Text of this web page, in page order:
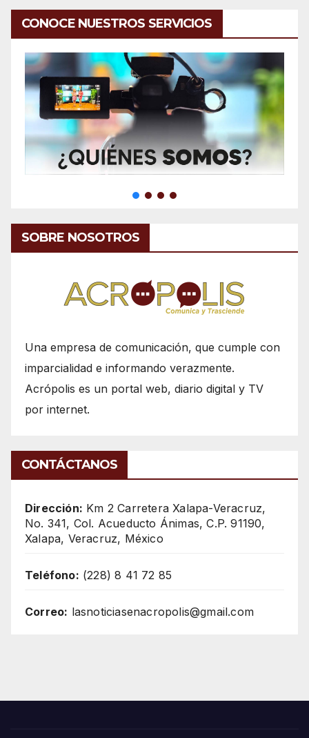
CONOCE NUESTROS SERVICIOS
SOBRE NOSOTROS
Una empresa de comunicación, que cumple con
imparcialidad e informando verazmente.
Acrópolis es un portal web, diario digital y TV
por internet.
CONTÁCTANOS
Dirección: Km 2 Carretera Xalapa-Veracruz,
No. 341, Col. Acueducto Ánimas, C.P. 91190,
Xalapa, Veracruz, México
Teléfono: (228) 8 41 72 85
Correo: lasnoticiasenacropolis@gmail.com